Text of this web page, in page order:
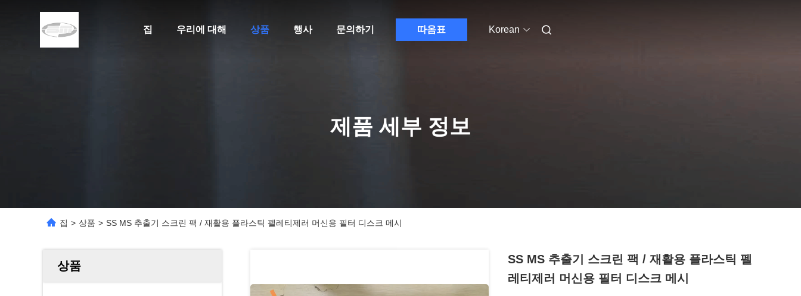
집 우리에 대해 상품 행사 문의하기 따옴표 Korean
제품 세부 정보
집 > 상품 > SS MS 추출기 스크린 팩 / 재활용 플라스틱 펠레티제러 머신용 필터 디스크 메시
상품
SS MS 추출기 스크린 팩 / 재활용 플라스틱 펠
레티제러 머신용 필터 디스크 메시